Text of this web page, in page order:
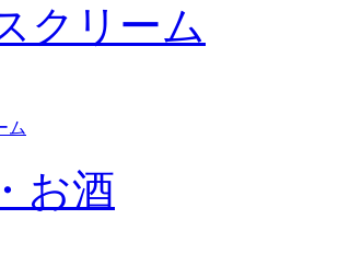
クリーム
ム
お酒